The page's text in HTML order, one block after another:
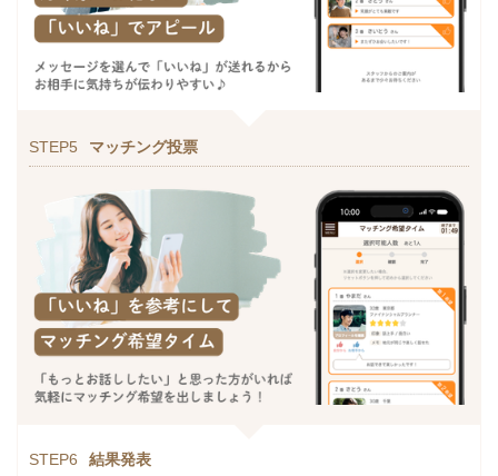
STEP5 マッチング投票
STEP6 結果発表